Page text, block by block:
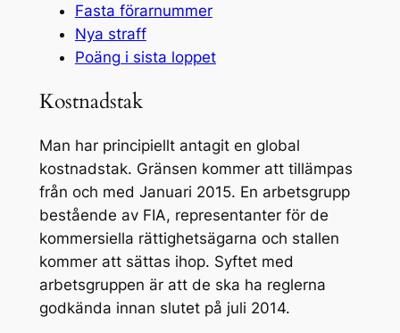
Fasta förarnummer
Nya straff
Poäng i sista loppet
Kostnadstak
Man har principiellt antagit en global
kostnadstak. Gränsen kommer att tillämpas
från och med Januari 2015. En arbetsgrupp
bestående av FIA, representanter för de
kommersiella rättighetsägarna och stallen
kommer att sättas ihop. Syftet med
arbetsgruppen är att de ska ha reglerna
godkända innan slutet på juli 2014.